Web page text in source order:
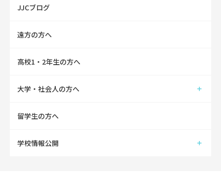
JJCブログ
遠方の方へ
高校1・2年生の方へ
大学・社会人の方へ
留学生の方へ
学校情報公開